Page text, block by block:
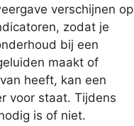
verschijnen op
zodat je
bij een
maakt of
heeft, kan een
voor staat. Tijdens
is of niet.